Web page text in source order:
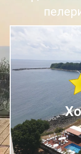
Семеен